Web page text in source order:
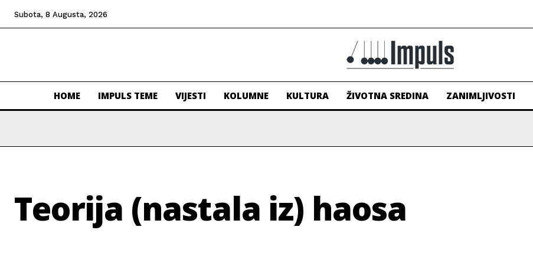
Subota, 8 Augusta, 2026
HOME IMPULS TEME VIJESTI KOLUMNE KULTURA ŽIVOTNA SREDINA ZANIMLJIVOSTI
Teorija (nastala iz) haosa